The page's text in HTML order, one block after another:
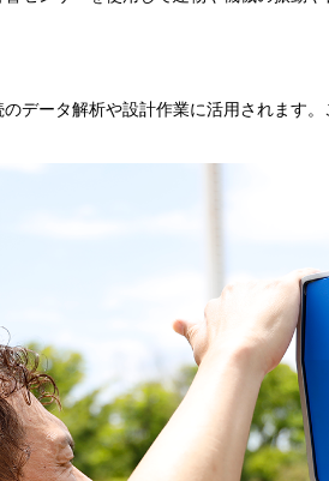
データ解析や設計作業に活用されます